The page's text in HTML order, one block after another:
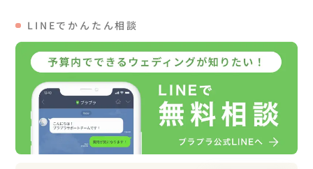
和装撮影の場合は全て込みのプランにしていますので、全
衣装はwebギャラリーがありますので、そちらから選んで
頂きご希望あれば試着も可能です
▷移動に関して
京都市内の着付け場所までは直接来て頂きますが、
撮影場所への移動はこちらで用意した車で移動します
LINEでかんたん相談